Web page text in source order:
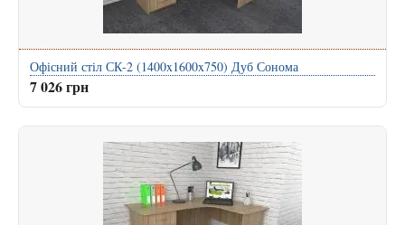
Офісний стіл СК-2 (1400x1600x750) Дуб Сонома
7 026 грн